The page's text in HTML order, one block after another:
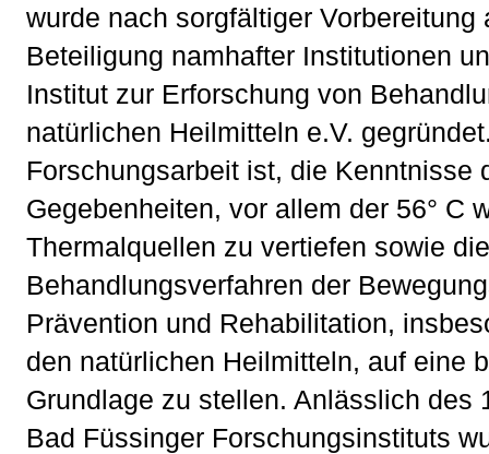
wurde nach sorgfältiger Vorbereitung
Beteiligung namhafter Institutionen
Institut zur Erforschung von
natürlichen Heilmitteln e.V.
Forschungsarbeit ist, die Kenntnisse
Gegebenheiten, vor allem der 56° C
Thermalquellen zu vertiefen sowie
Behandlungsverfahren der
Prävention und Rehabilitation,
den natürlichen Heilmitteln, auf eine
Grundlage zu stellen. Anlässlich des
Bad Füssinger Forschungsinstituts